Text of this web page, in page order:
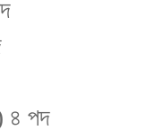
৪ পদ